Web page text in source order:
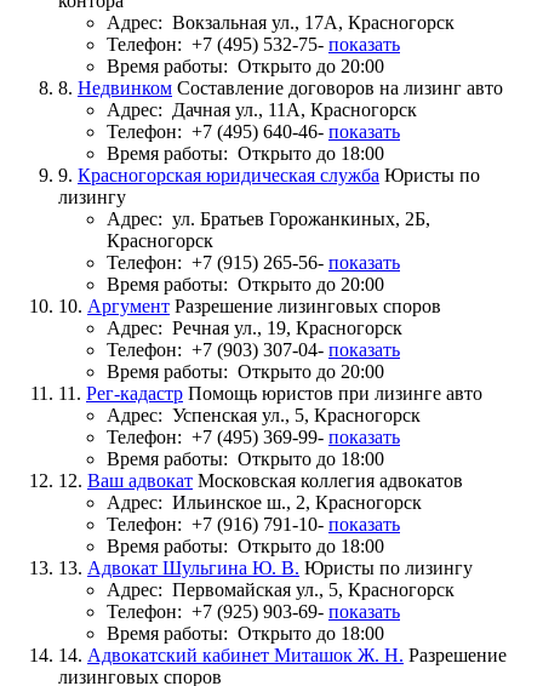
Адрес: Вокзальная ул., 17А, Красногорск
Телефон: +7 (495) 532-75- показать
Время работы: Открыто до 20:00
8. Недвинком Составление договоров на лизинг авто
Адрес: Дачная ул., 11А, Красногорск
Телефон: +7 (495) 640-46- показать
Время работы: Открыто до 18:00
9. Красногорская юридическая служба Юристы по
лизингу
Адрес: ул. Братьев Горожанкиных, 2Б,
Красногорск
Телефон: +7 (915) 265-56- показать
Время работы: Открыто до 20:00
10. Аргумент Разрешение лизинговых споров
Адрес: Речная ул., 19, Красногорск
Телефон: +7 (903) 307-04- показать
Время работы: Открыто до 20:00
11. Рег-кадастр Помощь юристов при лизинге авто
Адрес: Успенская ул., 5, Красногорск
Телефон: +7 (495) 369-99- показать
Время работы: Открыто до 18:00
12. Ваш адвокат Московская коллегия адвокатов
Адрес: Ильинское ш., 2, Красногорск
Телефон: +7 (916) 791-10- показать
Время работы: Открыто до 18:00
13. Адвокат Шульгина Ю. В. Юристы по лизингу
Адрес: Первомайская ул., 5, Красногорск
Телефон: +7 (925) 903-69- показать
Время работы: Открыто до 18:00
14. Адвокатский кабинет Миташок Ж. Н. Разрешение
лизинговых споров